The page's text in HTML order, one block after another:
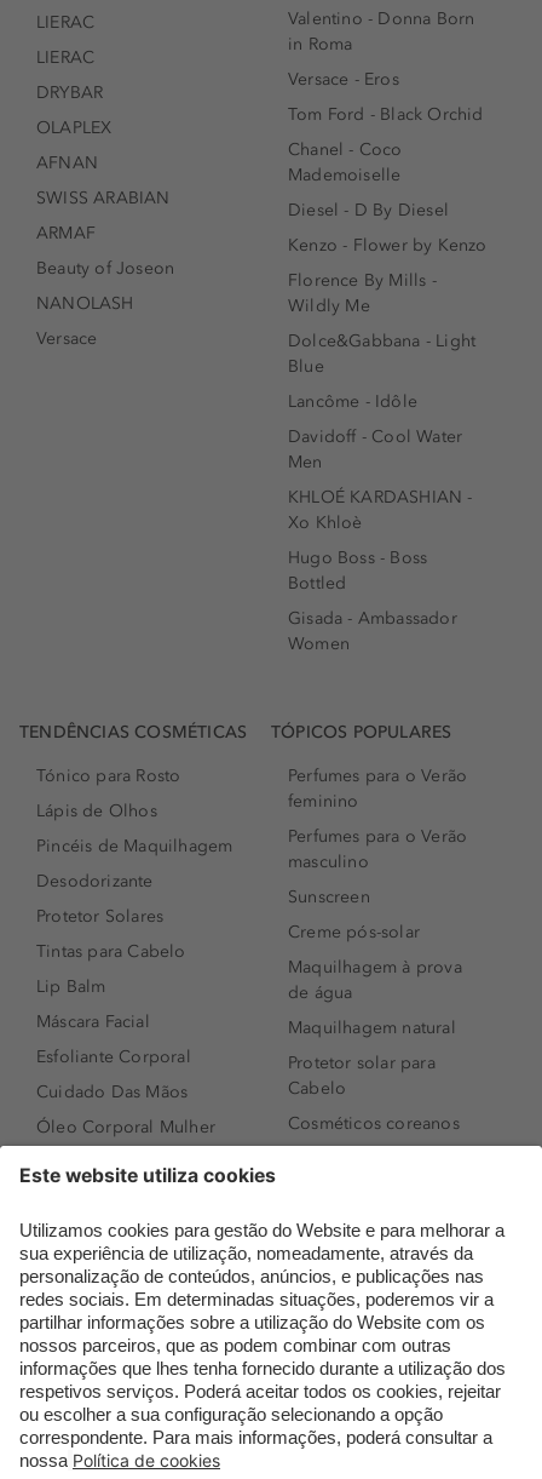
LIERAC
LIERAC
DRYBAR
OLAPLEX
AFNAN
SWISS ARABIAN
ARMAF
Beauty of Joseon
NANOLASH
Versace
Valentino - Donna Born
in Roma
Versace - Eros
Tom Ford - Black Orchid
Chanel - Coco
Mademoiselle
Diesel - D By Diesel
Kenzo - Flower by Kenzo
Florence By Mills -
Wildly Me
Dolce&Gabbana - Light
Blue
Lancôme - Idôle
Davidoff - Cool Water
Men
KHLOÉ KARDASHIAN -
Xo Khloè
Hugo Boss - Boss
Bottled
Gisada - Ambassador
Women
TENDÊNCIAS COSMÉTICAS
Tónico para Rosto
Lápis de Olhos
Pincéis de Maquilhagem
Desodorizante
Protetor Solares
Tintas para Cabelo
Lip Balm
Máscara Facial
Esfoliante Corporal
Cuidado Das Mãos
Óleo Corporal Mulher
Sérum de Rosto
Body mist & Spray
corporal
Produtos para Cabelo
Homem
Espuma de Limpeza
Facial
Dermocosmética
TÓPICOS POPULARES
Perfumes para o Verão
feminino
Perfumes para o Verão
masculino
Sunscreen
Creme pós-solar
Maquilhagem à prova
de água
Maquilhagem natural
Protetor solar para
Cabelo
Cosméticos coreanos
Perfumes árabes
Novidades
Melhores Perfumes
Femininos
TOP 10: Perfumes
Masculinos
Pestanas Postiças
Creme Rosto Homem